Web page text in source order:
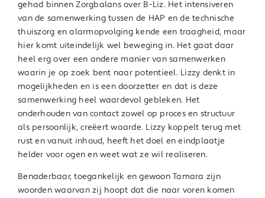
gehad binnen Zorgbalans over B-Liz. Het intensiveren
van de samenwerking tussen de HAP en de technische
thuiszorg en alarmopvolging kende een traagheid, maar
hier komt uiteindelijk wel beweging in. Het gaat daar
heel erg over een andere manier van samenwerken
waarin je op zoek bent naar potentieel. Lizzy denkt in
mogelijkheden en is een doorzetter en dat is deze
samenwerking heel waardevol gebleken. Het
onderhouden van contact zowel op proces en structuur
als persoonlijk, creëert waarde. Lizzy koppelt terug met
rust en vanuit inhoud, heeft het doel en eindplaatje
helder voor ogen en weet wat ze wil realiseren.
Benaderbaar, toegankelijk en gewoon Tamara zijn
woorden waarvan zij hoopt dat die naar voren komen